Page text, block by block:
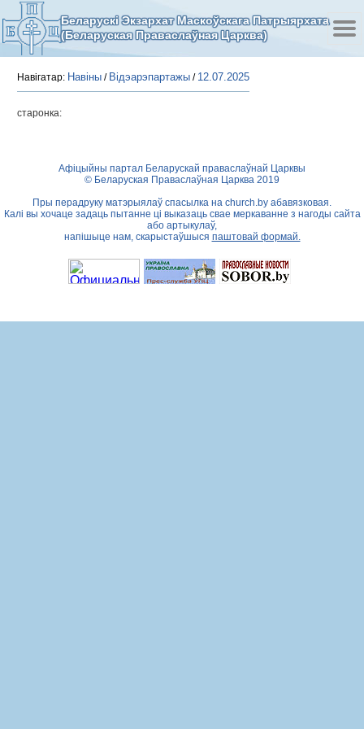
Беларускі Экзархат Маскоўскага Патрыярхата
(Беларуская Праваслаўная Царква)
Навігатар: Навіны / Відэарэпартажы / 12.07.2025
старонка:
Афіцыйны партал Беларускай праваслаўнай Царквы
© Беларуская Праваслаўная Царква 2019
Пры перадруку матэрыялаў спасылка на church.by абавязковая.
Калі вы хочаце задаць пытанне ці выказаць свае меркаванне з нагоды сайта
або артыкулаў,
напішыце нам, скарыстаўшыся паштовай формай.